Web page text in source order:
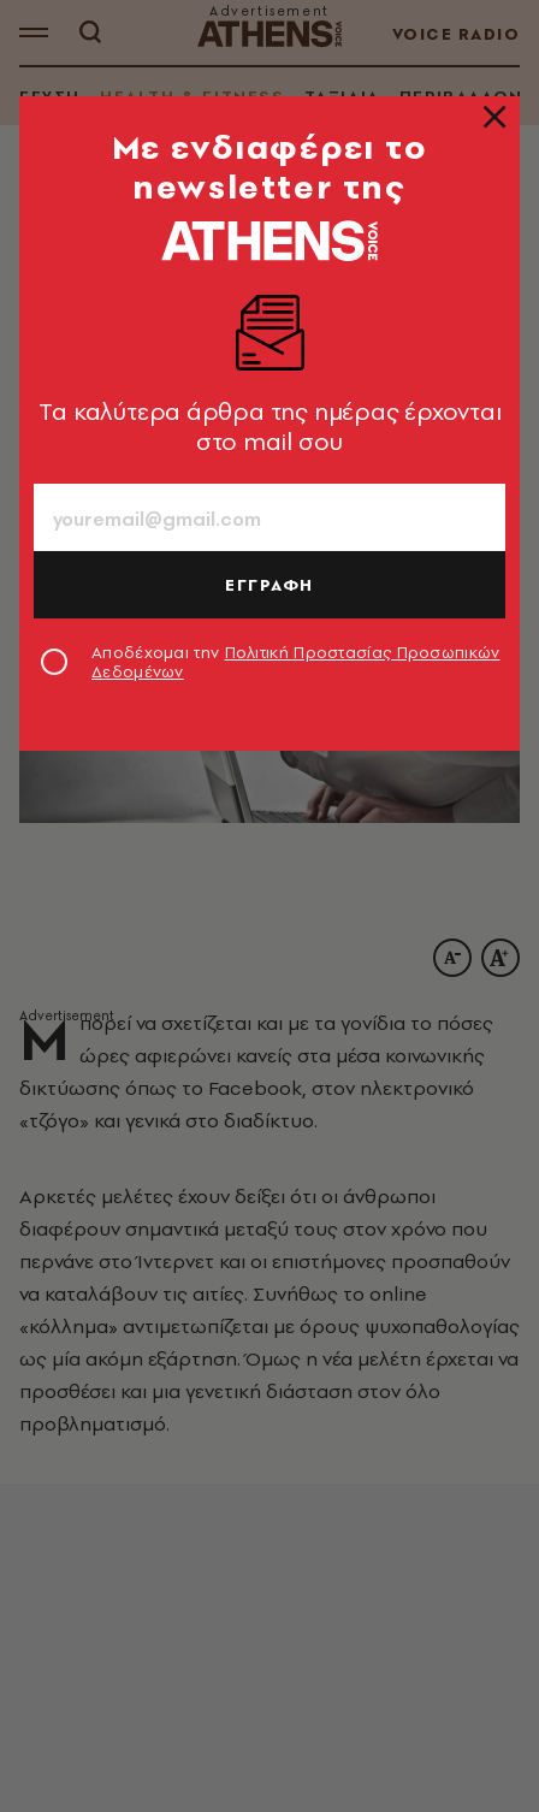
VOICE RADIO
ΓΕΥΣΗ HEALTH & FITNESS ΤΑΞΙΔΙΑ ΠΕΡΙΒΑΛΛΟΝ
HEALTH & FITNESS
Το «κόλλημα» στο facebook
μπορεί να σχετίζεται και με τα
Νέα μελέτη για την γενετική διάσταση του εθισμού
Μ πορεί να σχετίζεται και με τα γονίδια το πόσες
ώρες αφιερώνει κανείς στα μέσα κοινωνικής
δικτύωσης όπως το Facebook, στον ηλεκτρονικό
«τζόγο» και γενικά στο διαδίκτυο.
Αρκετές μελέτες έχουν δείξει ότι οι άνθρωποι
διαφέρουν σημαντικά μεταξύ τους στον χρόνο που
περνάνε στο Ίντερνετ και οι επιστήμονες προσπαθούν
να καταλάβουν τις αιτίες. Συνήθως το online
«κόλλημα» αντιμετωπίζεται με όρους ψυχοπαθολογίας
ως μία ακόμη εξάρτηση. Όμως η νέα μελέτη έρχεται να
προσθέσει και μια γενετική διάσταση στον όλο
προβληματισμό.
Mε ενδιαφέρει το
newsletter της
Tα καλύτερα άρθρα της ημέρας έρχονται
στο mail σου
ΕΓΓΡΑΦΗ
Αποδέχομαι την Πολιτική Προστασίας Προσωπικών
Δεδομένων